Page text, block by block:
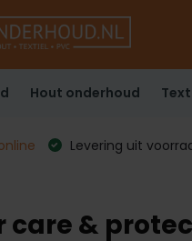
Hout onderhoud
Levering uit
care &